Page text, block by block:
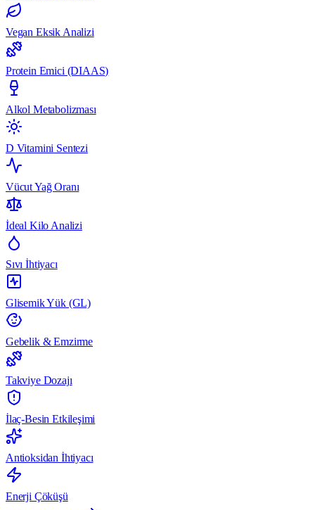
Vegan Eksik Analizi
Protein Emici (DIAAS)
Alkol Metabolizması
D Vitamini Sentezi
Vücut Yağ Oranı
İdeal Kilo Analizi
Sıvı İhtiyacı
Glisemik Yük (GL)
Gebelik & Emzirme
Takviye Dozajı
İlaç-Besin Etkileşimi
Antioksidan İhtiyacı
Enerji Çöküşü